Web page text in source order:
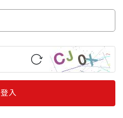
登入